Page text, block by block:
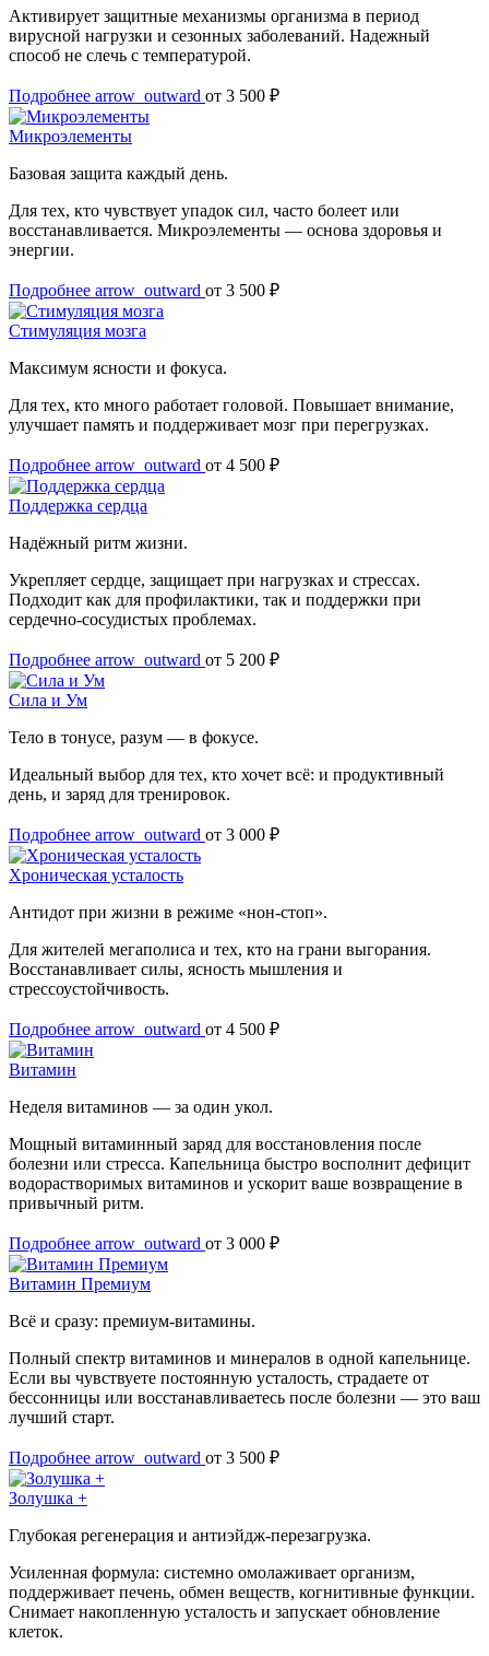
Активирует защитные механизмы организма в период
вирусной нагрузки и сезонных заболеваний. Надежный
способ не слечь с температурой.
Подробнее arrow_outward от 3 500 ₽
Микроэлементы
Базовая защита каждый день.
Для тех, кто чувствует упадок сил, часто болеет или
восстанавливается. Микроэлементы — основа здоровья и
энергии.
Подробнее arrow_outward от 3 500 ₽
Стимуляция мозга
Максимум ясности и фокуса.
Для тех, кто много работает головой. Повышает внимание,
улучшает память и поддерживает мозг при перегрузках.
Подробнее arrow_outward от 4 500 ₽
Поддержка сердца
Надёжный ритм жизни.
Укрепляет сердце, защищает при нагрузках и стрессах.
Подходит как для профилактики, так и поддержки при
сердечно-сосудистых проблемах.
Подробнее arrow_outward от 5 200 ₽
Сила и Ум
Тело в тонусе, разум — в фокусе.
Идеальный выбор для тех, кто хочет всё: и продуктивный
день, и заряд для тренировок.
Подробнее arrow_outward от 3 000 ₽
Хроническая усталость
Антидот при жизни в режиме «нон-стоп».
Для жителей мегаполиса и тех, кто на грани выгорания.
Восстанавливает силы, ясность мышления и
стрессоустойчивость.
Подробнее arrow_outward от 4 500 ₽
Витамин
Неделя витаминов — за один укол.
Мощный витаминный заряд для восстановления после
болезни или стресса. Капельница быстро восполнит дефицит
водорастворимых витаминов и ускорит ваше возвращение в
привычный ритм.
Подробнее arrow_outward от 3 000 ₽
Витамин Премиум
Всё и сразу: премиум-витамины.
Полный спектр витаминов и минералов в одной капельнице.
Если вы чувствуете постоянную усталость, страдаете от
бессонницы или восстанавливаетесь после болезни — это ваш
лучший старт.
Подробнее arrow_outward от 3 500 ₽
Золушка +
Глубокая регенерация и антиэйдж-перезагрузка.
Усиленная формула: системно омолаживает организм,
поддерживает печень, обмен веществ, когнитивные функции.
Снимает накопленную усталость и запускает обновление
клеток.